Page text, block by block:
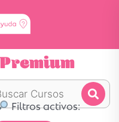
Filtros activos: